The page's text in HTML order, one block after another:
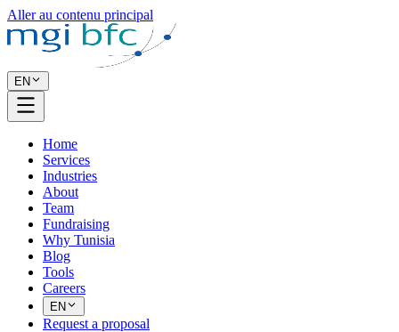
Aller au contenu principal
EN
Home
Services
Industries
About
Team
Fundraising
Why Tunisia
Blog
Tools
Careers
EN
Request a proposal